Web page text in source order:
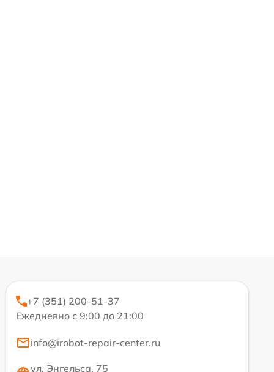
+7 (351) 200-51-37
Ежедневно с 9:00 до 21:00
info@irobot-repair-center.ru
ул. Энгельса, 75